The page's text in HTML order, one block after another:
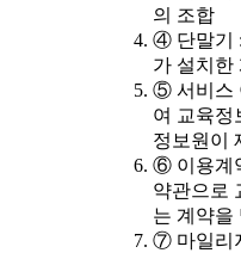
의 조합
④ 단말기
가 설치한
⑤ 서비스
여 교육정
정보원이
⑥ 이용계
약관으로
는 계약을
⑦ 마일리